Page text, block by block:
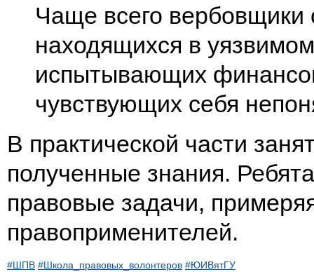
Чаще всего
находящихся в
испытывающих
чувствующих себя
В практической части
полученные знания.
правовые задачи,
правоприменителей.
#ШПВ #Школа_правовых_волонтеров #ЮИВятГУ